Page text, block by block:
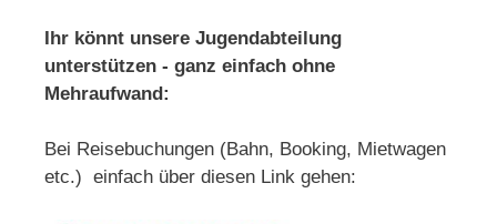
Ihr könnt unsere Jugendabteilung
unterstützen - ganz einfach ohne
Mehraufwand:
Bei Reisebuchungen (Bahn, Booking, Mietwagen
etc.) einfach über diesen Link gehen: